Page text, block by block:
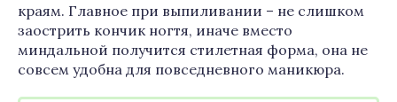
краям. Главное при выпиливании – не слишком
заострить кончик ногтя, иначе вместо
миндальной получится стилетная форма, она не
совсем удобна для повседневного маникюра.